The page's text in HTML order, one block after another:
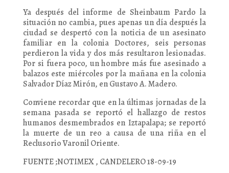
Ya después del informe de Sheinbaum Pardo la
situación no cambia, pues apenas un día después la
ciudad se despertó con la noticia de un asesinato
familiar en la colonia Doctores, seis personas
perdieron la vida y dos más resultaron lesionadas.
Por si fuera poco, un hombre más fue asesinado a
balazos este miércoles por la mañana en la colonia
Salvador Díaz Mirón, en Gustavo A. Madero.
Conviene recordar que en la últimas jornadas de la
semana pasada se reportó el hallazgo de restos
humanos desmembrados en Iztapalapa; se reportó
la muerte de un reo a causa de una riña en el
Reclusorio Varonil Oriente.
FUENTE ;NOTIMEX , CANDELERO 18-09-19